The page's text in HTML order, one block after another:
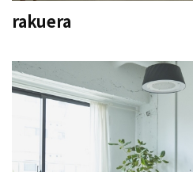
rakuera